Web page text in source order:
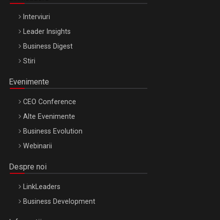
Interviuri
Leader Insights
Business Digest
Stiri
Evenimente
CEO Conference
Alte Evenimente
Business Evolution
Webinarii
Despre noi
LinkLeaders
Business Development